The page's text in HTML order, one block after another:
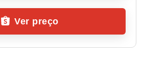
Ver preço